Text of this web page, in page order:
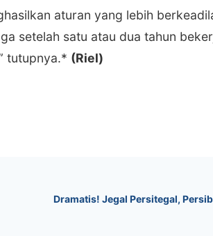
aturan yang lebih
setelah satu atau dua tahun
tutupnya.* (Riel)
Dramatis! Jegal Persitegal,